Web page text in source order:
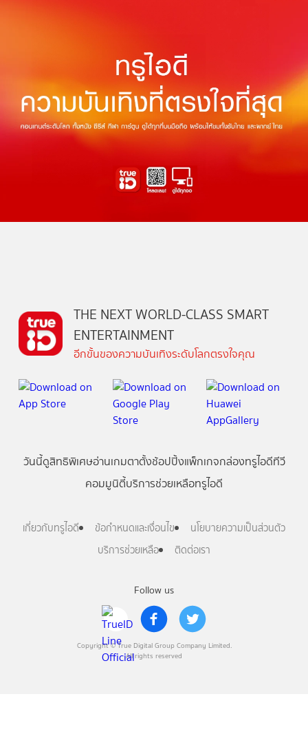
Follow us
Copyright © True Digital Group Company Limited.
All rights reserved
THE NEXT WORLD-CLASS SMART
ENTERTAINMENT
อีกขั้นของความบันเทิงระดับโลกตรงใจคุณ
วันนี้ดูสิทธิพิเศษอ่านเกมตาตั้งช้อปปิ้งแพ็กเกจกล่องทรูไอดีทีวี
คอมมูนิตี้บริการช่วยเหลือทรูไอดี
เกี่ยวกับทรูไอดี ข้อกำหนดและเงื่อนไข
นโยบายความเป็นส่วนตัว
บริการช่วยเหลือ
ติดต่อเรา